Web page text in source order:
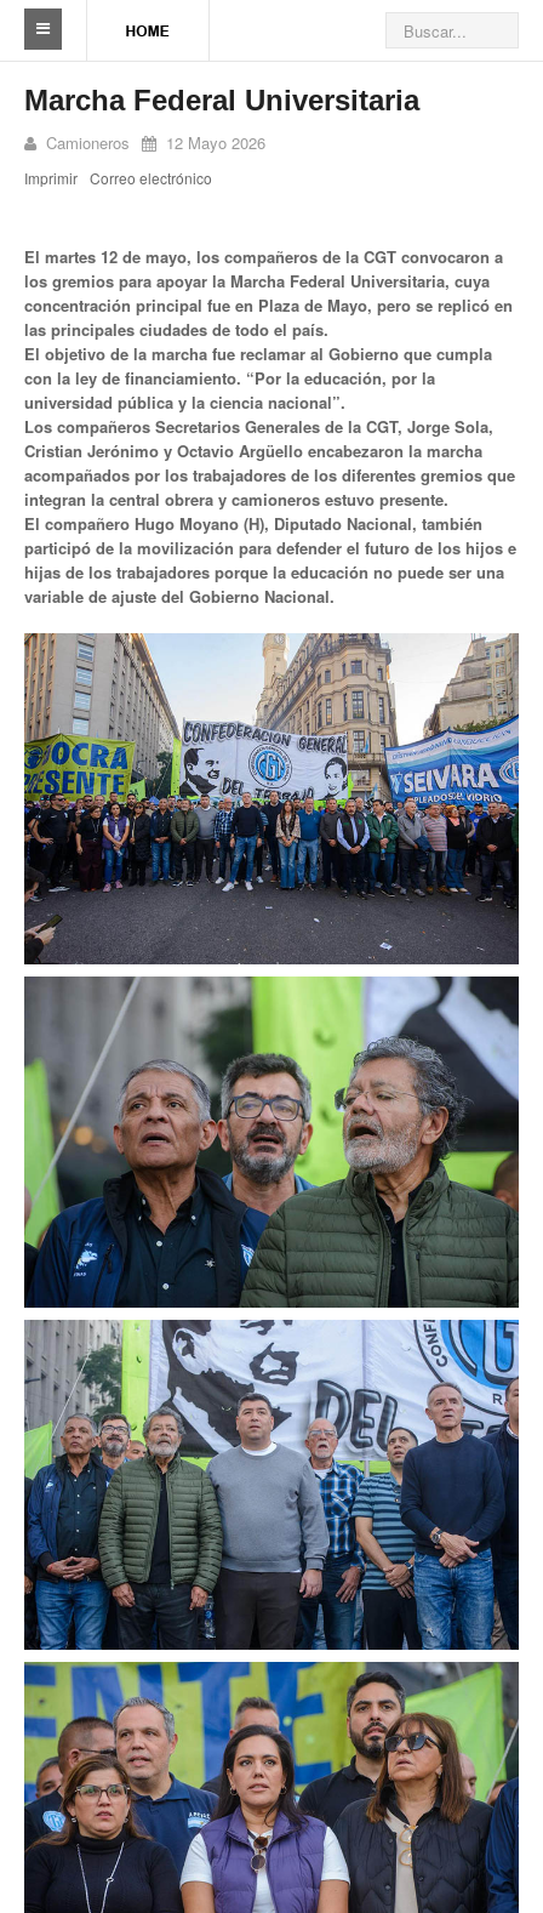
Sindicato
Reseña histórica
Autoridades
Seccionales
Ramas por actividad
Camioneros solidarios
Galería de Delegaciones y Seccionales
Galería de videos
Videos de prevención
Noticias de Delegaciones y Seccionales
Memoria histórica
Notas
Novedades
Noticias Fiscalización
Buscar
Secretarías
Secretaría general
Secretaría general adjunta
Secretaría de actas
Secretaría administrativa
Secretario tesorero
Secretaría gremial
Secretaría de organización
Secretaría de turismo
Secretaría de deporte
Secretaría de acción social
Secretaria de la vivienda
Sec. accidente de trabajo
Secretaría de fiscalización
Secretaría de política de transporte
Secretaría de asuntos seccionales
Secretaría de la Mujer
Secretaría de la juventud
Secretaría de formación política-sindical
Secretaría de derechos humanos
Secretaría igualdad de oportunidades y género
Marcha Federal Universitaria
Camioneros 12 Mayo 2026
Imprimir Correo electrónico
El martes 12 de mayo, los compañeros de la CGT convocaron a
los gremios para apoyar la Marcha Federal Universitaria, cuya
concentración principal fue en Plaza de Mayo, pero se replicó en
las principales ciudades de todo el país.
El objetivo de la marcha fue reclamar al Gobierno que cumpla
con la ley de financiamiento. “Por la educación, por la
universidad pública y la ciencia nacional”.
Los compañeros Secretarios Generales de la CGT, Jorge Sola,
Cristian Jerónimo y Octavio Argüello encabezaron la marcha
acompañados por los trabajadores de los diferentes gremios que
integran la central obrera y camioneros estuvo presente.
El compañero Hugo Moyano (H), Diputado Nacional, también
participó de la movilización para defender el futuro de los hijos e
hijas de los trabajadores porque la educación no puede ser una
variable de ajuste del Gobierno Nacional.